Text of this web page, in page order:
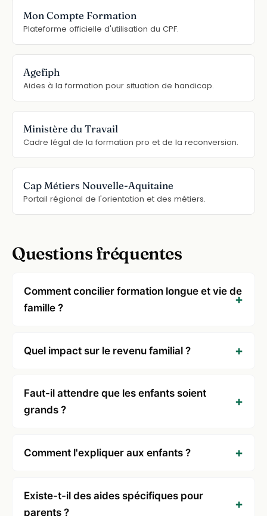
Mon Compte Formation
Plateforme officielle d'utilisation du CPF.
Agefiph
Aides à la formation pour situation de handicap.
Ministère du Travail
Cadre légal de la formation pro et de la reconversion.
Cap Métiers Nouvelle-Aquitaine
Portail régional de l'orientation et des métiers.
Questions fréquentes
Comment concilier formation longue et vie de
famille ?
Quel impact sur le revenu familial ?
Faut-il attendre que les enfants soient
grands ?
Comment l'expliquer aux enfants ?
Existe-t-il des aides spécifiques pour
parents ?